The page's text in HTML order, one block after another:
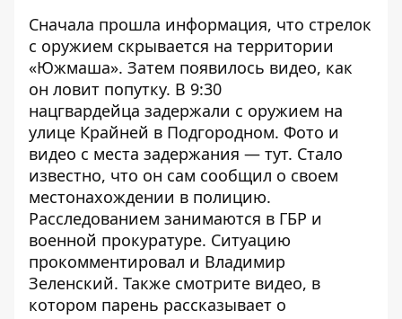
Сначала прошла информация, что стрелок
с оружием скрывается на территории
«Южмаша». Затем появилось видео, как
он ловит попутку. В 9:30
нацгвардейца задержали с оружием на
улице Крайней в Подгородном. Фото и
видео с места задержания — тут. Стало
известно, что он сам сообщил о своем
местонахождении в полицию.
Расследованием занимаются в ГБР и
военной прокуратуре. Ситуацию
прокомментировал и Владимир
Зеленский. Также смотрите видео, в
котором парень рассказывает о